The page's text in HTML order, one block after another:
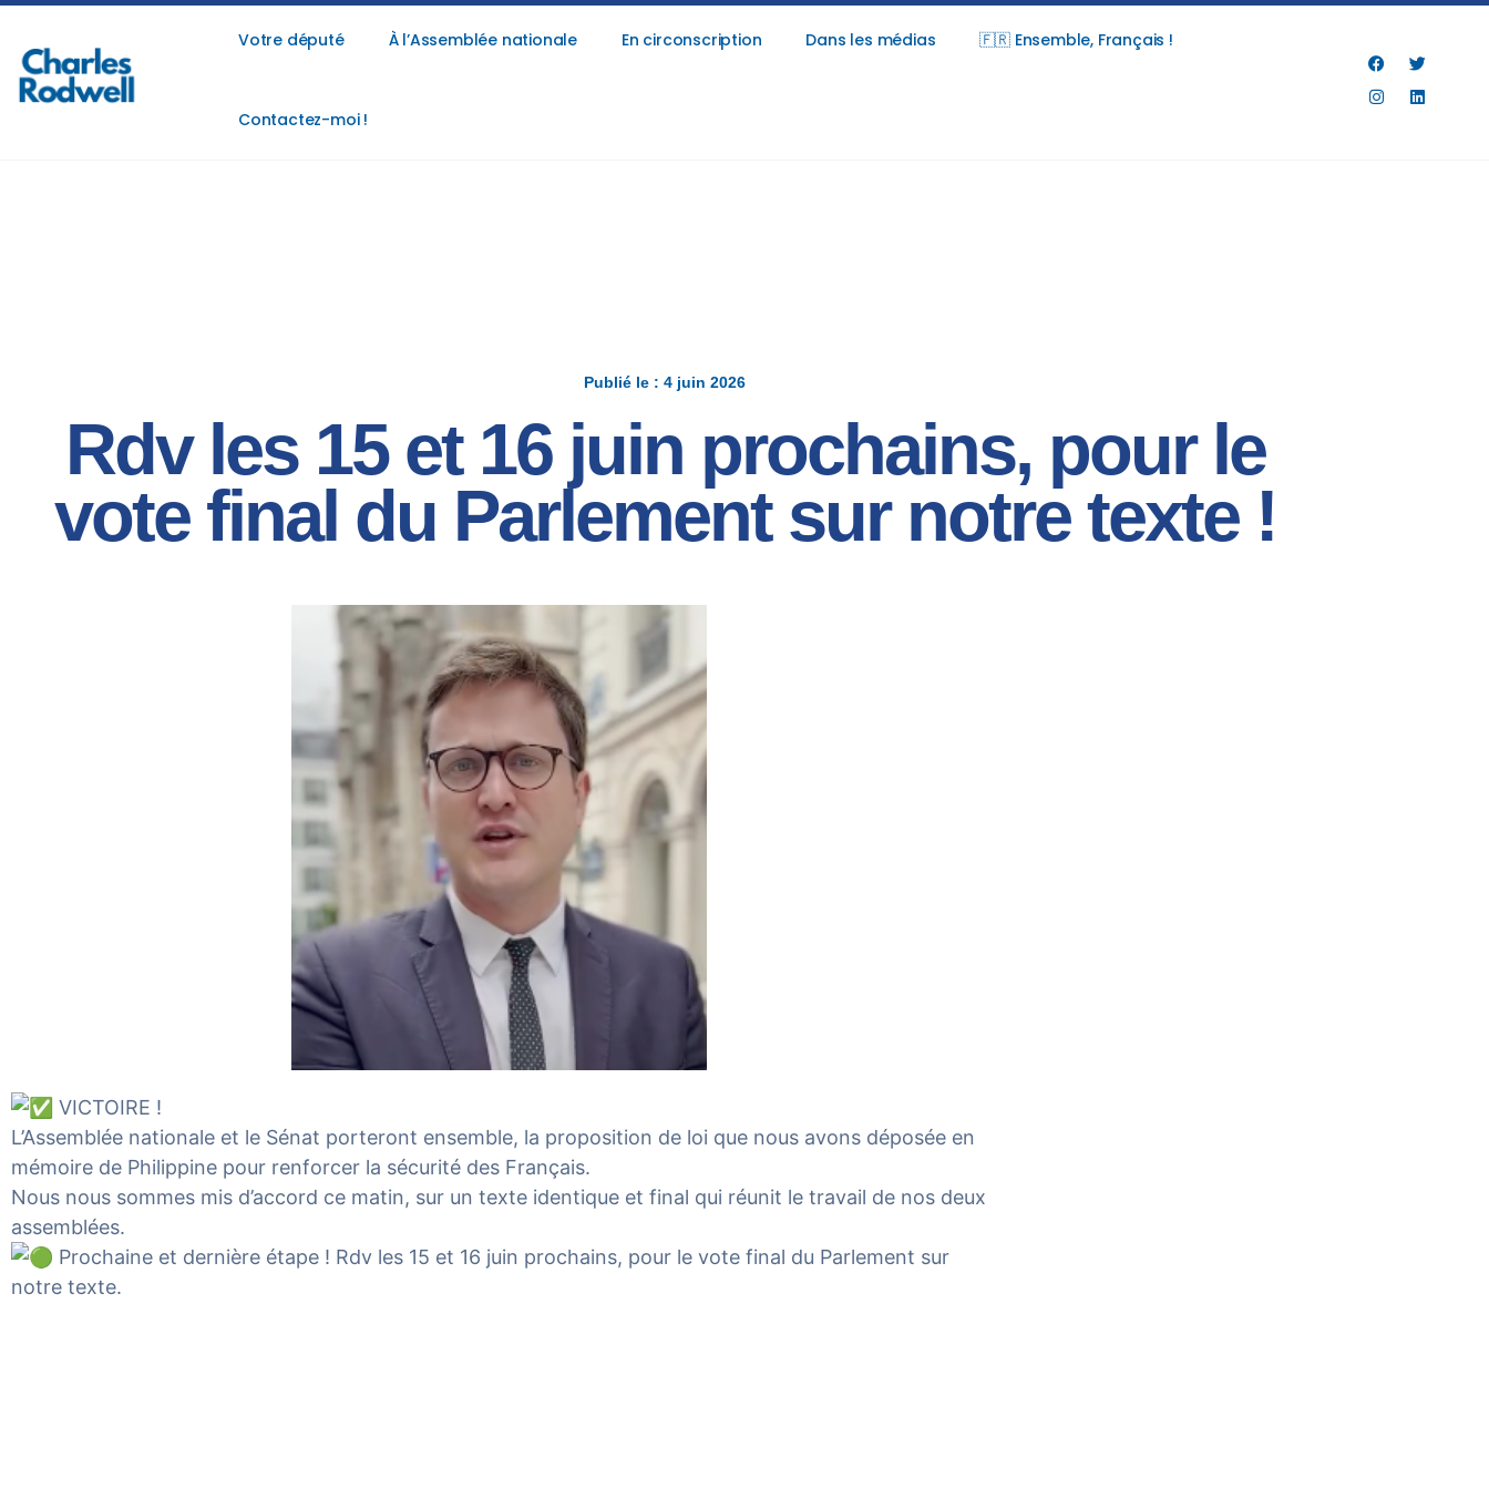
Votre député À l’Assemblée nationale En circonscription Dans les médias 🇫🇷 Ensemble, Français !
Contactez-moi !
Publié le : 4 juin 2026
Rdv les 15 et 16 juin prochains, pour le
vote final du Parlement sur notre texte !
VICTOIRE !
L’Assemblée nationale et le Sénat porteront ensemble, la proposition de loi que nous avons déposée en
mémoire de Philippine pour renforcer la sécurité des Français.
Nous nous sommes mis d’accord ce matin, sur un texte identique et final qui réunit le travail de nos deux
assemblées.
Prochaine et dernière étape ! Rdv les 15 et 16 juin prochains, pour le vote final du Parlement sur
notre texte.